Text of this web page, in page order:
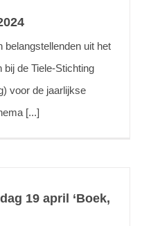
belangstellenden uit het
de Tiele-Stichting
voor de jaarlijkse
[...]
19 april ‘Boek,